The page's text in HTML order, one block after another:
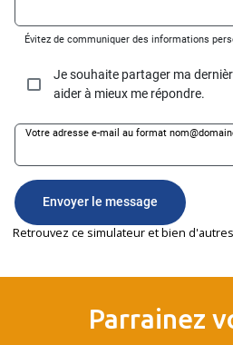
Retrouvez ce simulateur et bien
Parrainez